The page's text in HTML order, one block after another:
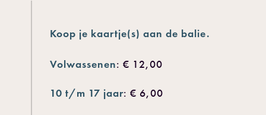
Koop je kaartje(s) aan de balie.
Volwassenen: € 12,00
10 t/m 17 jaar: € 6,00